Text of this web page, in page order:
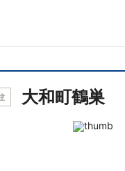
大和町鶴巣